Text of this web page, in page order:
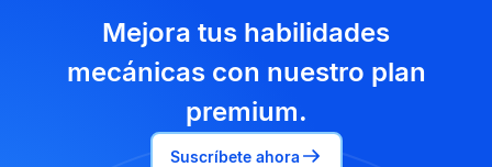
Mejora tus habilidades
mecánicas con nuestro plan
premium.
Suscríbete ahora